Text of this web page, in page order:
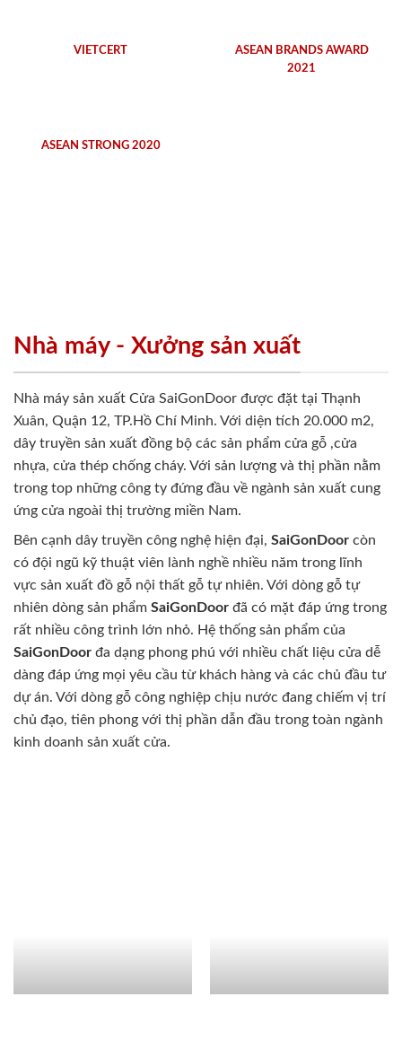
VIETCERT
ASEAN BRANDS AWARD
2021
ASEAN STRONG 2020
Nhà máy - Xưởng sản xuất
Nhà máy sản xuất Cửa SaiGonDoor được đặt tại Thạnh
Xuân, Quận 12, TP.Hồ Chí Minh. Với diện tích 20.000 m2,
dây truyền sản xuất đồng bộ các sản phẩm cửa gỗ ,cửa
nhựa, cửa thép chống cháy. Với sản lượng và thị phần nằm
trong top những công ty đứng đầu về ngành sản xuất cung
ứng cửa ngoài thị trường miền Nam.
Bên cạnh dây truyền công nghệ hiện đại, SaiGonDoor còn
có đội ngũ kỹ thuật viên lành nghề nhiều năm trong lĩnh
vực sản xuất đồ gỗ nội thất gỗ tự nhiên. Với dòng gỗ tự
nhiên dòng sản phẩm SaiGonDoor đã có mặt đáp ứng trong
rất nhiều công trình lớn nhỏ. Hệ thống sản phẩm của
SaiGonDoor đa dạng phong phú với nhiều chất liệu cửa dễ
dàng đáp ứng mọi yêu cầu từ khách hàng và các chủ đầu tư
dự án. Với dòng gỗ công nghiệp chịu nước đang chiếm vị trí
chủ đạo, tiên phong với thị phần dẫn đầu trong toàn ngành
kinh doanh sản xuất cửa.